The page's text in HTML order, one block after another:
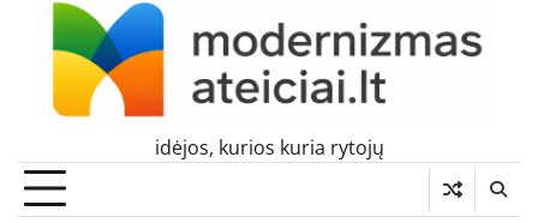
content
idėjos, kurios kuria rytojų